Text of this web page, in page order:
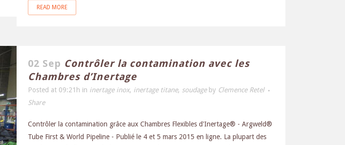
READ MORE
02 Sep Contrôler la contamination avec les
Chambres d’Inertage
Posted at 09:21h in inertage inox, inertage titane, soudage by Clemence Retel
Share
Contrôler la contamination grâce aux Chambres Flexibles d'Inertage® - Argweld®
Tube First & World Pipeline - Publié le 4 et 5 mars 2015 en ligne. La plupart des